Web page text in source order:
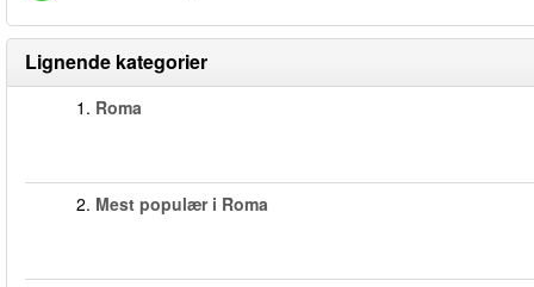
Lignende kategorier
1. Roma
2. Mest populær i Roma